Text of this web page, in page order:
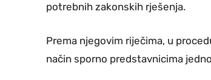
potrebnih zakonskih rješenja.
Prema njegovim riječima, u
način sporno predstavnicima